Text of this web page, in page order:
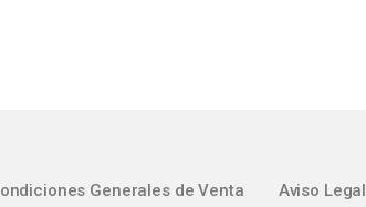
Generales de Venta Aviso Legal